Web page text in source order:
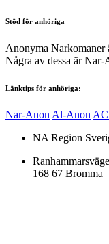
Stöd för anhöriga
Anonyma Narkomaner
Några av dessa är
Länktips för anhöriga:
Nar-AnonAl-Anon
NA Region
168 67 Bromma